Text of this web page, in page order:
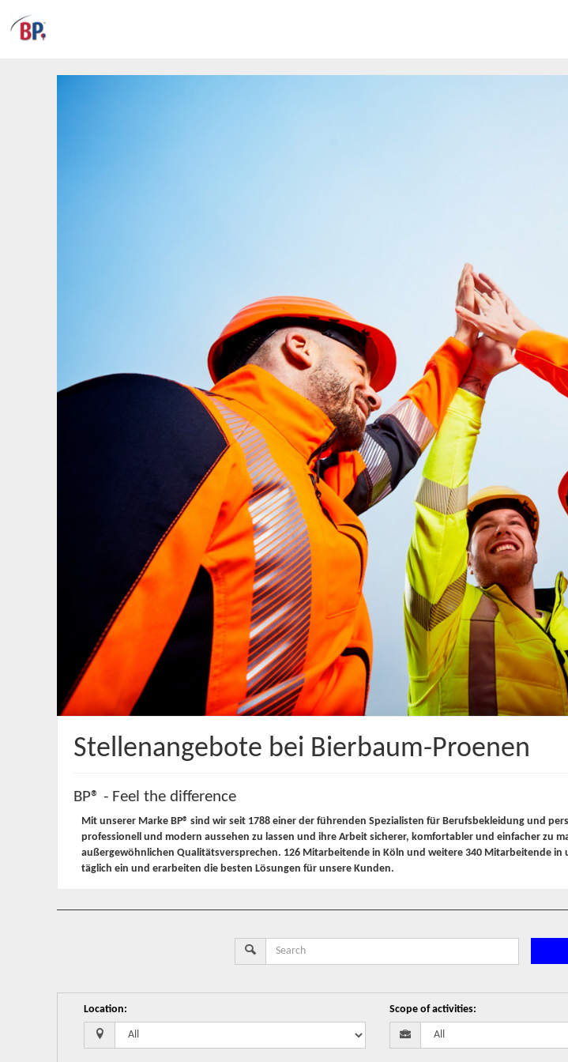
Stellenangebote bei Bierbaum-Proenen
BP® - Feel the difference
Mit unserer Marke BP® sind wir seit 1788 einer der führenden Spezialisten für Berufsbekleidung und
professionell und modern aussehen zu lassen und ihre Arbeit sicherer, komfortabler und einfacher zu
außergewöhnlichen Qualitätsversprechen. 126 Mitarbeitende in Köln und weitere 340 Mitarbeitende
täglich ein und erarbeiten die besten Lösungen für unsere Kunden.
Location: Scope of activities: